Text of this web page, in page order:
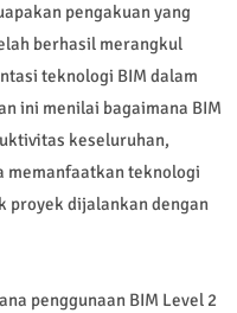
pengakuan yang
berhasil merangkul
teknologi BIM dalam
ini menilai bagaimana BIM
keseluruhan,
memanfaatkan teknologi
proyek dijalankan dengan
penggunaan BIM Level 2